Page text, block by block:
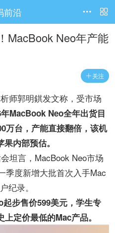
前沿 

MacBook Neo年产能
 关注
师郭明錤发文称，受市场
MacBook Neo全年出货目
万台，产能直接翻倍，该机
内部预估。
坦言，MacBook Neo市场
季度新增大批首次入手Mac
纪录。
步售价599美元，学生专
定价最低的Mac产品。